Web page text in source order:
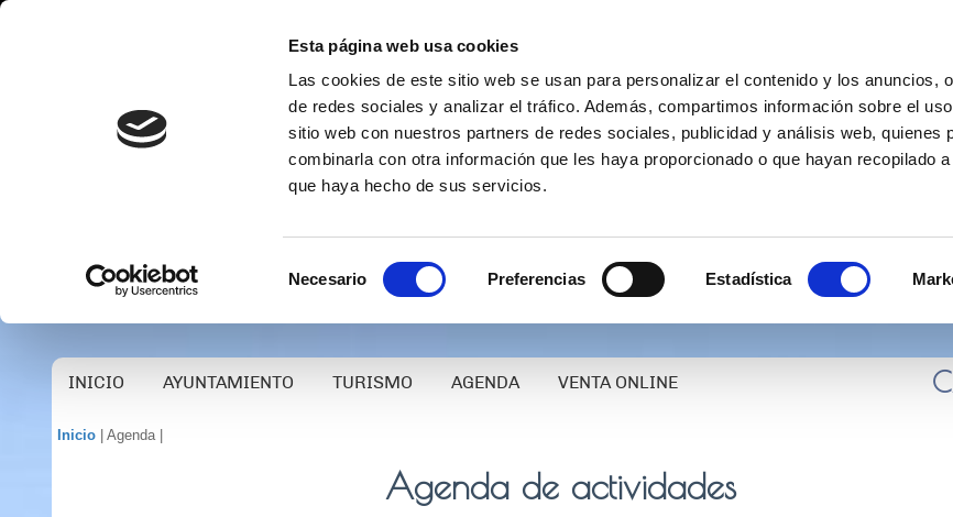
Esta página web usa cookies
Las cookies de este sitio web se usan para personalizar el contenido y los anuncios,
de redes sociales y analizar el tráfico. Además, compartimos información sobre el
sitio web con nuestros partners de redes sociales, publicidad y análisis web, quienes
combinarla con otra información que les haya proporcionado o que hayan recopilado
que haya hecho de sus servicios.
Necesario Preferencias Estadística
INICIO AYUNTAMIENTO TURISMO AGENDA VENTA ONLINE
Inicio | Agenda |
Agenda de actividades